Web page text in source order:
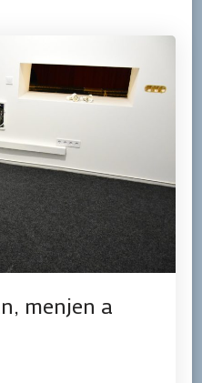
menjen a